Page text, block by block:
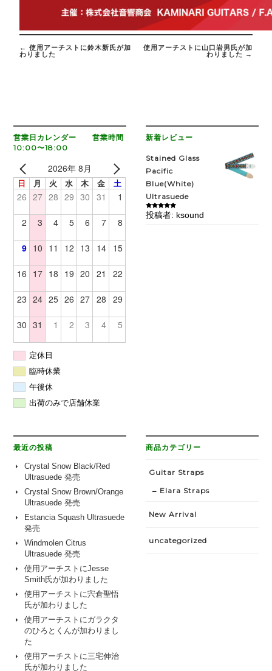
Post
navigation
← 使用アーチストに鈴木新氏が加
わりました
使用アーチストに山口岩男氏が加
わりました →
営業日カレンダー 営業時間
10:00〜18:00
2026年 8月
日 月 火 水 木 金 土
26 27 28 29 30 31 1
2 3 4 5 6 7 8
9 10 11 12 13 14 15
16 17 18 19 20 21 22
23 24 25 26 27 28 29
30 31 1 2 3 4 5
定休日
臨時休業
午後休
出荷のみで店舗休業
新着レビュー
Stained Glass
Pacific
Blue(White)
Ultrasuede
5段階中5の
評価
投稿者: ksound
最近の投稿
Crystal Snow Black/Red
Ultrasuede 発売
Crystal Snow Brown/Orange
Ultrasuede 発売
Estancia Squash Ultrasuede
発売
Windmolen Citrus
Ultrasuede 発売
使用アーチストにJesse
Smith氏が加わりました
使用アーチストに宍倉聖悟
氏が加わりました
使用アーチストにガラクタ
のひろとくんが加わりまし
た
使用アーチストに三宅伸治
氏が加わりました
商品カテゴリー
Guitar Straps
Elara Straps
New Arrival
uncategorized